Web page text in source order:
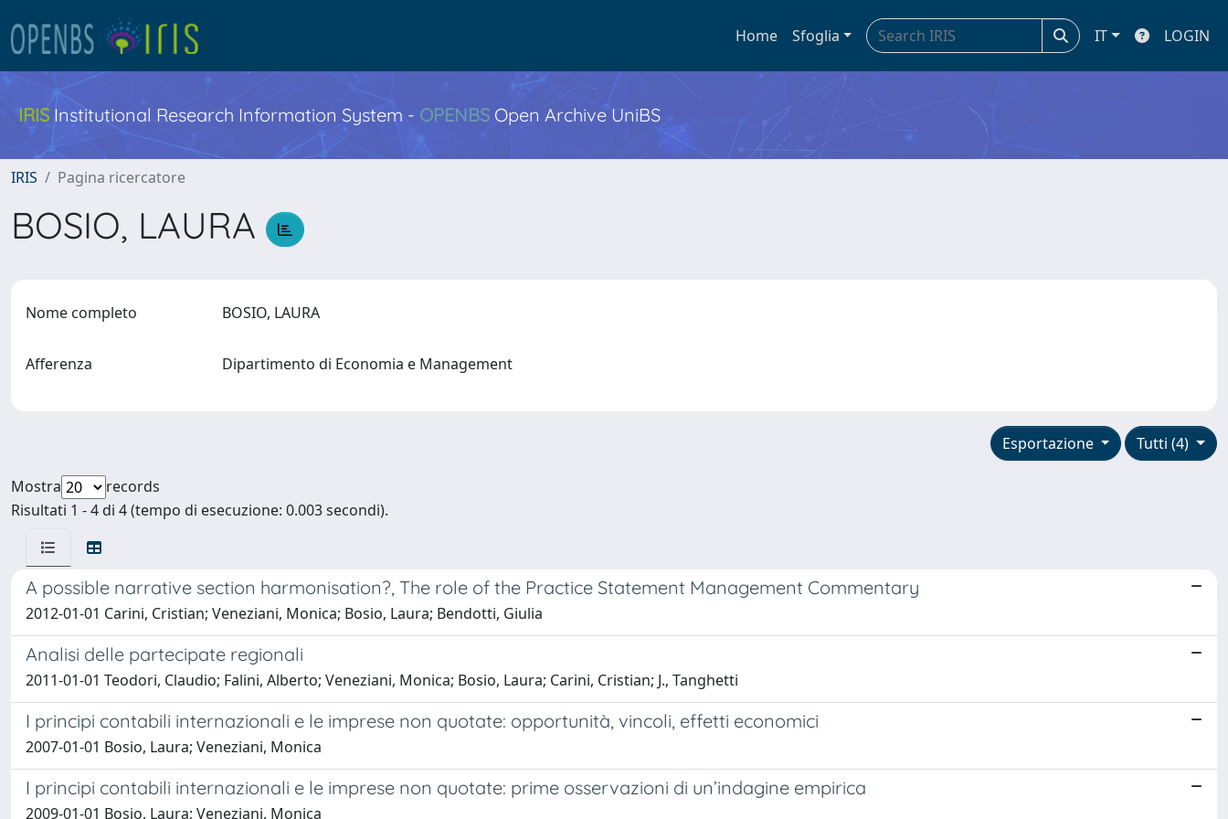
Home Sfoglia IT LOGIN
IRIS Institutional Research Information System - OPENBS Open Archive UniBS
IRIS Pagina ricercatore
BOSIO, LAURA
Nome completo BOSIO, LAURA
Afferenza Dipartimento di Economia e Management
Tutti (4)
Esportazione
Mostra
records
Risultati 1 - 4 di 4 (tempo di esecuzione: 0.003 secondi).
A possible narrative section harmonisation?, The role of the Practice Statement Management Commentary
2012-01-01 Carini, Cristian; Veneziani, Monica; Bosio, Laura; Bendotti, Giulia
Analisi delle partecipate regionali
2011-01-01 Teodori, Claudio; Falini, Alberto; Veneziani, Monica; Bosio, Laura; Carini, Cristian; J., Tanghetti
I principi contabili internazionali e le imprese non quotate: opportunità, vincoli, effetti economici
2007-01-01 Bosio, Laura; Veneziani, Monica
I principi contabili internazionali e le imprese non quotate: prime osservazioni di un’indagine empirica
2009-01-01 Bosio, Laura; Veneziani, Monica